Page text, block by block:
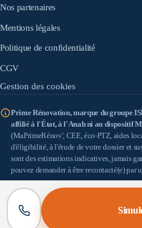
Nos partenaires
Mentions légales
Politique de confidentialité
CGV
Gestion des cookies
Prime Rénovation, marque du groupe
affilié à l'État, à l'Anah ni au dispositif
(MaPrimeRénov', CEE, éco-PTZ, aides
d'éligibilité, à l'étude de votre dossier et
sont des estimations indicatives, jamais
pouvez demander à être recontacté(e) par
IS DIAG
(SASU au capital de 100 €) —
Léon Paul Fargue, 95200 Sarcelles — TVA :
consommation : [À COMPLÉTER].